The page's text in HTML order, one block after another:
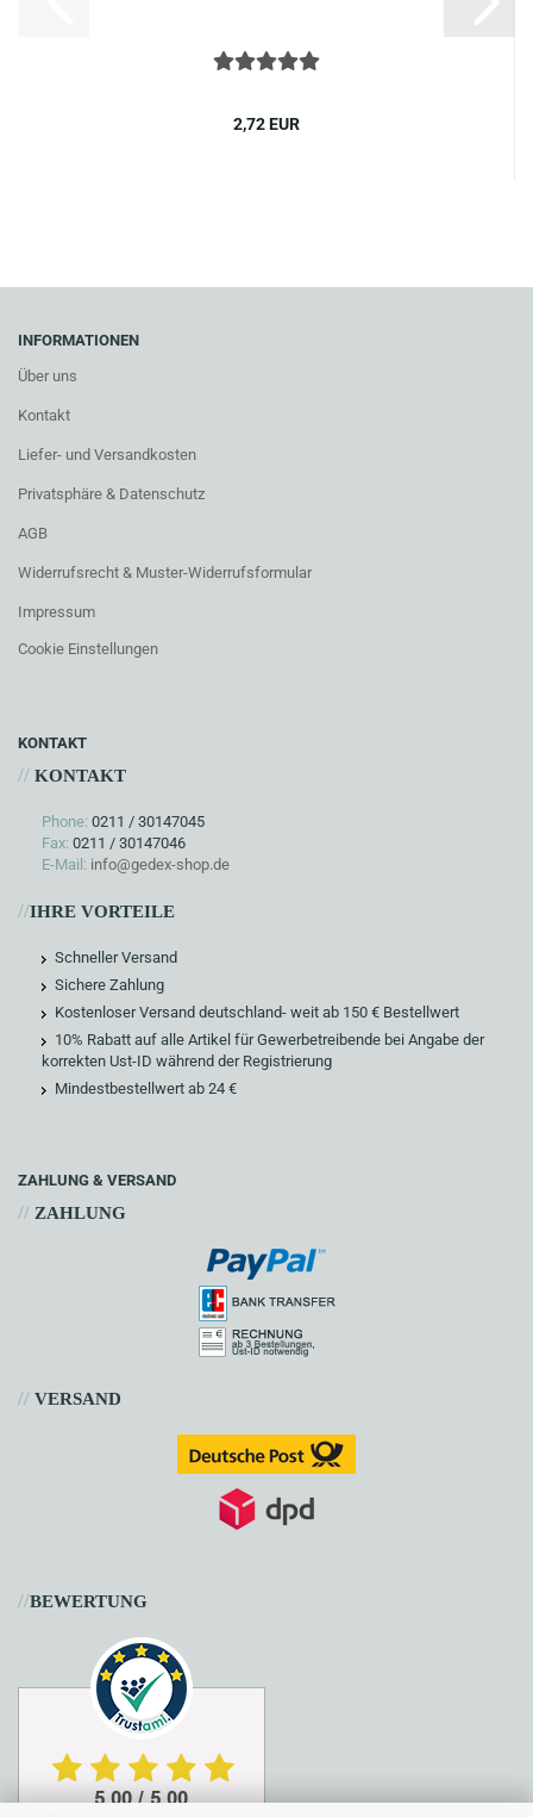
2,72 EUR
INFORMATIONEN
Über uns
Kontakt
Liefer- und Versandkosten
Privatsphäre & Datenschutz
AGB
Widerrufsrecht & Muster-Widerrufsformular
Impressum
Cookie Einstellungen
KONTAKT
// KONTAKT
Phone: 0211 / 30147045
Fax: 0211 / 30147046
E-Mail: info@gedex-shop.de
//IHRE VORTEILE
Schneller Versand
Sichere Zahlung
Kostenloser Versand deutschland- weit ab 150 € Bestellwert
10% Rabatt auf alle Artikel für Gewerbetreibende bei Angabe der
korrekten Ust-ID während der Registrierung
Mindestbestellwert ab 24 €
ZAHLUNG & VERSAND
// ZAHLUNG
// VERSAND
//BEWERTUNG